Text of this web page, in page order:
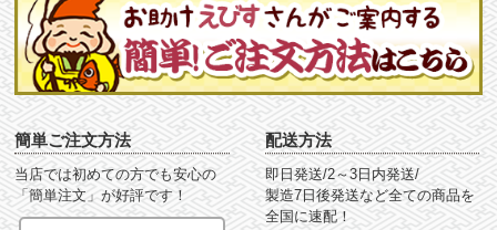
簡単ご注文方法
当店では初めての方でも安心の
「簡単注文」が好評です！
配送方法
即日発送/2～3日内発送/
製造7日後発送など全ての商品を
全国に速配！